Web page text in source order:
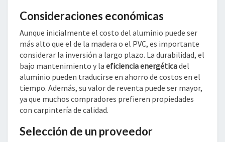
Consideraciones económicas
Aunque inicialmente el costo del aluminio puede ser
más alto que el de la madera o el PVC, es importante
considerar la inversión a largo plazo. La durabilidad, el
bajo mantenimiento y la eficiencia energéticadel
aluminio pueden traducirse en ahorro de costos en el
tiempo. Además, su valor de reventa puede ser mayor,
ya que muchos compradores prefieren propiedades
con carpintería de calidad.
Selección de un proveedor